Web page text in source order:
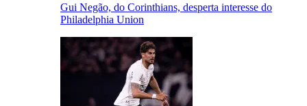
Gui Negão, do Corinthians, desperta interesse do
Philadelphia Union